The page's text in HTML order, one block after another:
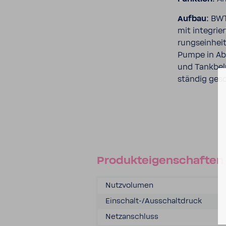
Aufbau:
mit
Pumpe in
und
ständig
Produkt­ei­gen­schaften
Nutz­vo­lumen
Einschalt-​/Ausschalt­druck
Netz­an­schluss